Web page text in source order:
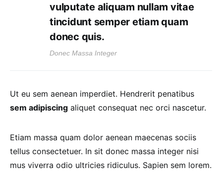
vulputate aliquam nullam vitae
tincidunt semper etiam quam
donec quis.
Donec Massa Integer
Ut eu sem aenean imperdiet. Hendrerit penatibus
sem adipiscing aliquet consequat nec orci nascetur.
Etiam massa quam dolor aenean maecenas sociis
tellus consectetuer. In sit donec massa integer nisi
mus viverra odio ultricies ridiculus. Sapien sem lorem.